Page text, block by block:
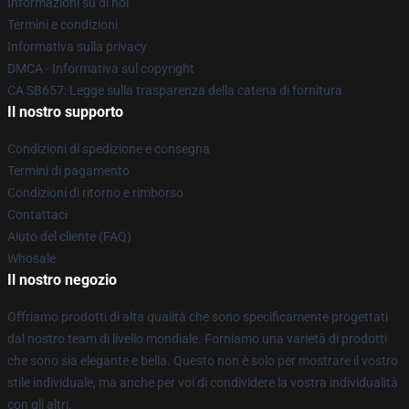
Termini e condizioni
Informativa sulla privacy
DMCA - Informativa sul copyright
CA SB657: Legge sulla trasparenza della catena di fornitura
Il nostro supporto
Condizioni di spedizione e consegna
Termini di pagamento
Condizioni di ritorno e rimborso
Contattaci
Aiuto del cliente (FAQ)
Whosale
Il nostro negozio
Offriamo prodotti di alta qualità che sono specificamente progettati
dal nostro team di livello mondiale. Forniamo una varietà di prodotti
che sono sia elegante e bella. Questo non è solo per mostrare il vostro
stile individuale, ma anche per voi di condividere la vostra individualità
con gli altri.